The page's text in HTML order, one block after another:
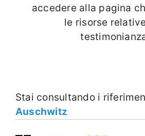
accedere alla pagina
le risorse
Stai consultando i
Auschwitz